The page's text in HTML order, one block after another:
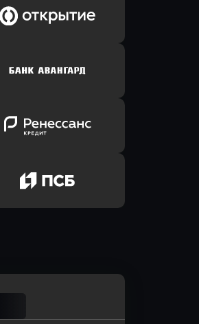
Оправить заявку
в ВТБ
в Банк Открытие
Оправить заявку
в Банк Авангард
Оправить заявку
в Ренессанс Банк